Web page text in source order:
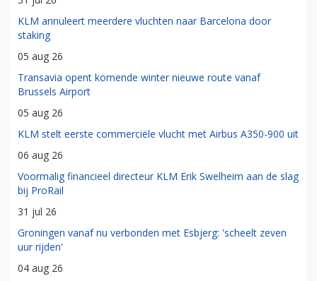
KLM annuleert meerdere vluchten naar Barcelona door
staking
05 aug 26
Transavia opent komende winter nieuwe route vanaf
Brussels Airport
05 aug 26
KLM stelt eerste commerciële vlucht met Airbus A350-900 uit
06 aug 26
Voormalig financieel directeur KLM Erik Swelheim aan de slag
bij ProRail
31 jul 26
Groningen vanaf nu verbonden met Esbjerg: 'scheelt zeven
uur rijden'
04 aug 26